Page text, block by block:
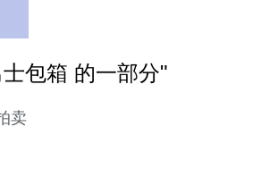
包箱 的一部分"
卖